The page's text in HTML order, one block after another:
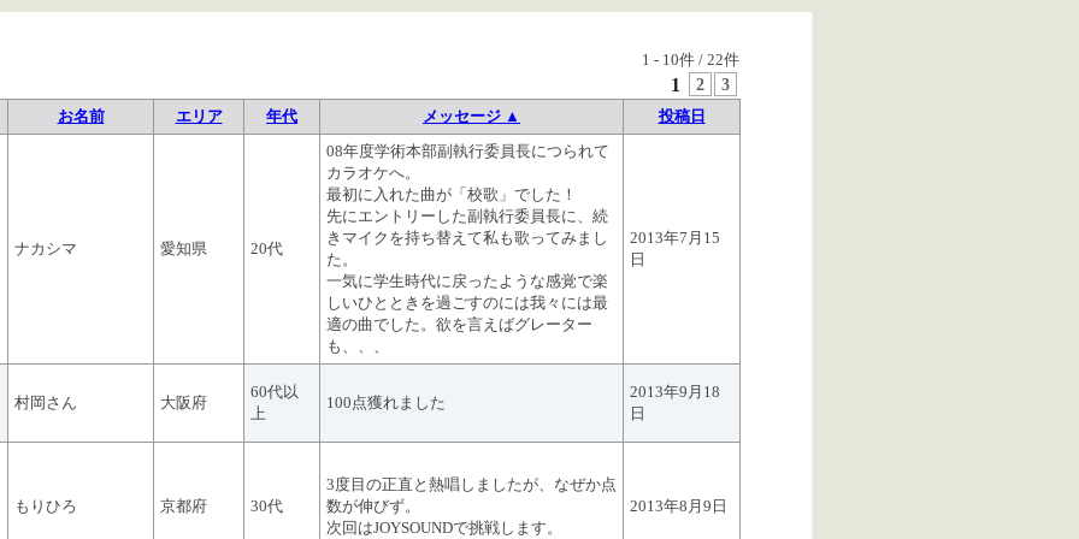
1 - 10件 / 22件
1 2 3
お名前 エリア 年代 メッセージ ▲ 投稿日
ナカシマ 愛知県 20代
08年度学術本部副執行委員長につられて
カラオケへ。
最初に入れた曲が「校歌」でした！
先にエントリーした副執行委員長に、続
きマイクを持ち替えて私も歌ってみまし
た。
一気に学生時代に戻ったような感覚で楽
しいひとときを過ごすのには我々には最
適の曲でした。欲を言えばグレーター
も、、、
2013年7月15
日
村岡さん 大阪府
60代以
上
100点獲れました
2013年9月18
日
もりひろ 京都府 30代
3度目の正直と熱唱しましたが、なぜか点
数が伸びず。
次回はJOYSOUNDで挑戦します。
2013年8月9日